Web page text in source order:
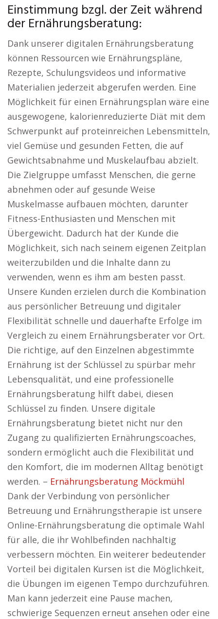
Einstimmung bzgl. der Zeit während
der Ernährungsberatung:
Dank unserer digitalen Ernährungsberatung
können Ressourcen wie Ernährungspläne,
Rezepte, Schulungsvideos und informative
Materialien jederzeit abgerufen werden. Eine
Möglichkeit für einen Ernährungsplan wäre eine
ausgewogene, kalorienreduzierte Diät mit dem
Schwerpunkt auf proteinreichen Lebensmitteln,
viel Gemüse und gesunden Fetten, die auf
Gewichtsabnahme und Muskelaufbau abzielt.
Die Zielgruppe umfasst Menschen, die gerne
abnehmen oder auf gesunde Weise
Muskelmasse aufbauen möchten, darunter
Fitness-Enthusiasten und Menschen mit
Übergewicht. Dadurch hat der Kunde die
Möglichkeit, sich nach seinem eigenen Zeitplan
weiterzubilden und die Inhalte dann zu
verwenden, wenn es ihm am besten passt.
Unsere Kunden erzielen durch die Kombination
aus persönlicher Betreuung und digitaler
Flexibilität schnelle und dauerhafte Erfolge im
Vergleich zu einem Ernährungsberater vor Ort.
Die richtige, auf den Einzelnen abgestimmte
Ernährung ist der Schlüssel zu spürbar mehr
Lebensqualität, und eine professionelle
Ernährungsberatung hilft dabei, diesen
Schlüssel zu finden. Unsere digitale
Ernährungsberatung bietet nicht nur den
Zugang zu qualifizierten Ernährungscoaches,
sondern ermöglicht auch die Flexibilität und
den Komfort, die im modernen Alltag benötigt
werden. – Ernährungsberatung Möckmühl
Dank der Verbindung von persönlicher
Betreuung und Ernährungstherapie ist unsere
Online-Ernährungsberatung die optimale Wahl
für alle, die ihr Wohlbefinden nachhaltig
verbessern möchten. Ein weiterer bedeutender
Vorteil bei digitalen Kursen ist die Möglichkeit,
die Übungen im eigenen Tempo durchzuführen.
Man kann jederzeit eine Pause machen,
schwierige Sequenzen erneut ansehen oder eine